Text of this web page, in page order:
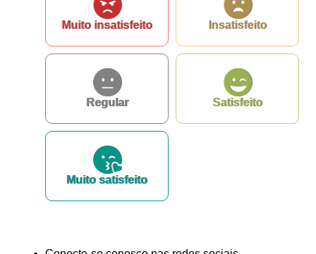
Muito insatisfeito Insatisfeito
Regular Satisfeito
Muito satisfeito